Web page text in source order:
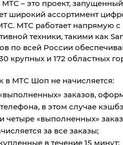
МТС – это проект,
широкий ассортимент
МТС работает напрямую
техники, такими как
по всей России
крупных и 172 областных
в МТС Шоп не начисляется:
заказов,
в этом случае
четыре «выполненных»
за все заказы;
в течение 15 минут;